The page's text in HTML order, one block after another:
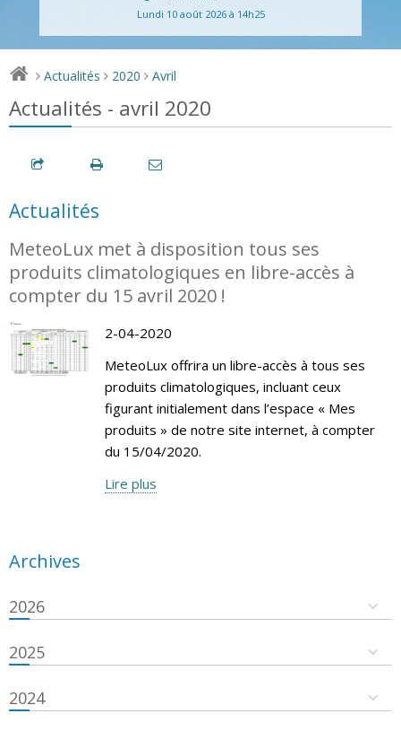
Lundi 10 août 2026 à 14h25
> Actualités > 2020 > Avril
Actualités - avril 2020
Actualités
MeteoLux met à disposition tous ses
produits climatologiques en libre-accès à
compter du 15 avril 2020 !
2-04-2020
MeteoLux offrira un libre-accès à tous ses
produits climatologiques, incluant ceux
figurant initialement dans l’espace « Mes
produits » de notre site internet, à compter
du 15/04/2020.
Lire plus
Archives
2026
2025
2024